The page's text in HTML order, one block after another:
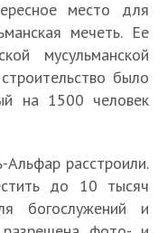
место для
мечеть. Ее
мусульманской
было
на 1500 человек
расстроили.
до 10 тысяч
богослужений и